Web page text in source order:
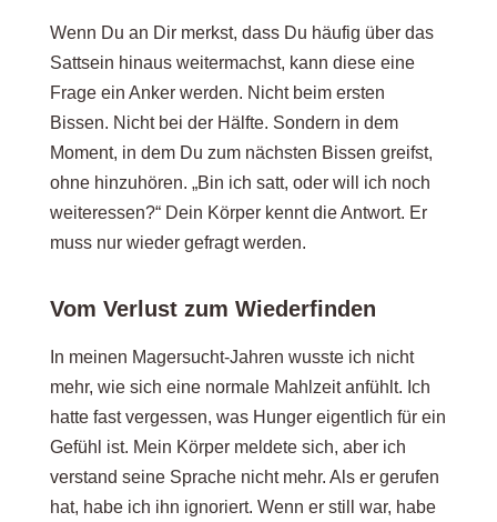
Wenn Du an Dir merkst, dass Du häufig über das
Sattsein hinaus weitermachst, kann diese eine
Frage ein Anker werden. Nicht beim ersten
Bissen. Nicht bei der Hälfte. Sondern in dem
Moment, in dem Du zum nächsten Bissen greifst,
ohne hinzuhören. „Bin ich satt, oder will ich noch
weiteressen?“ Dein Körper kennt die Antwort. Er
muss nur wieder gefragt werden.
Vom Verlust zum Wiederfinden
In meinen Magersucht-Jahren wusste ich nicht
mehr, wie sich eine normale Mahlzeit anfühlt. Ich
hatte fast vergessen, was Hunger eigentlich für ein
Gefühl ist. Mein Körper meldete sich, aber ich
verstand seine Sprache nicht mehr. Als er gerufen
hat, habe ich ihn ignoriert. Wenn er still war, habe